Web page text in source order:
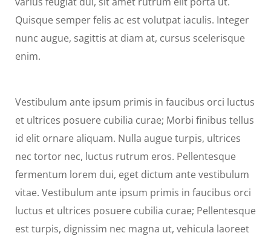
Quisque semper felis ac est volutpat iaculis. Integer
nunc augue, sagittis at diam at, cursus scelerisque
enim.
Vestibulum ante ipsum primis in faucibus orci luctus
et ultrices posuere cubilia curae; Morbi finibus tellus
id elit ornare aliquam. Nulla augue turpis, ultrices
nec tortor nec, luctus rutrum eros. Pellentesque
fermentum lorem dui, eget dictum ante vestibulum
vitae. Vestibulum ante ipsum primis in faucibus orci
luctus et ultrices posuere cubilia curae; Pellentesque
est turpis, dignissim nec magna ut, vehicula laoreet